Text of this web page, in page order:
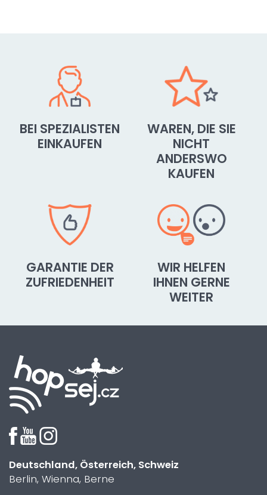
Dieser Mischling kombiniert die besten Eigenscheften
von beiden Eltern:
schnell
beweglich
kannst ohne Schwitzen bei einer Lauf-
Geschwinglichkeit mit freien Händen telefonieren
oder mit Smartphone spielen.
BEI SPEZIALISTEN
EINKAUFEN
WAREN, DIE SIE
NICHT
ANDERSWO
KAUFEN
GARANTIE DER
ZUFRIEDENHEIT
WIR HELFEN
IHNEN GERNE
WEITER
Deutschland, Österreich, Schweiz
Berlin, Wienna, Berne